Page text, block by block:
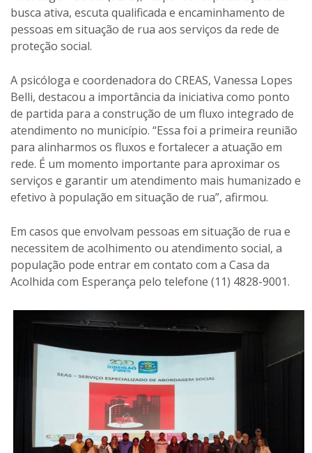
busca ativa, escuta qualificada e encaminhamento de
pessoas em situação de rua aos serviços da rede de
proteção social.
A psicóloga e coordenadora do CREAS, Vanessa Lopes
Belli, destacou a importância da iniciativa como ponto
de partida para a construção de um fluxo integrado de
atendimento no município. “Essa foi a primeira reunião
para alinharmos os fluxos e fortalecer a atuação em
rede. É um momento importante para aproximar os
serviços e garantir um atendimento mais humanizado e
efetivo à população em situação de rua”, afirmou.
Em casos que envolvam pessoas em situação de rua e
necessitem de acolhimento ou atendimento social, a
população pode entrar em contato com a Casa da
Acolhida com Esperança pelo telefone (11) 4828-9001.